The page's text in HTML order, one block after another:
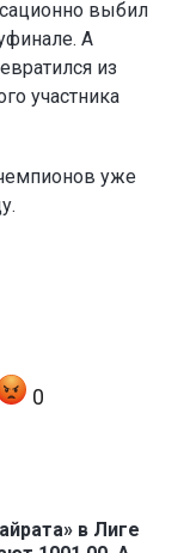
выбил
А
из
участника
уже
0
в Лиге